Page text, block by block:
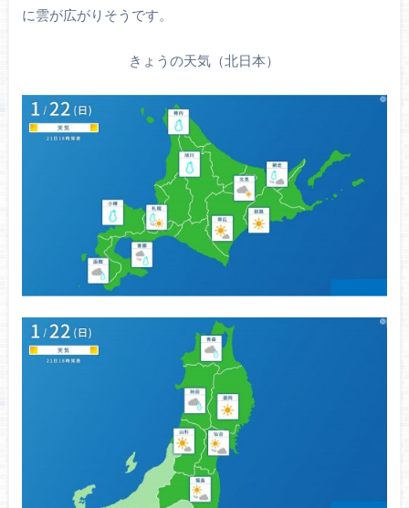
に雲が広がりそうです。
きょうの天気（北日本）